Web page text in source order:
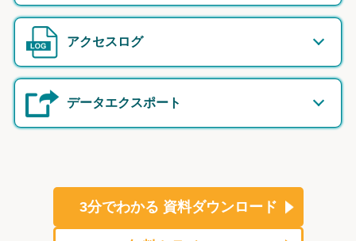
アクセスログ
データエクスポート
3分でわかる 資料ダウンロード